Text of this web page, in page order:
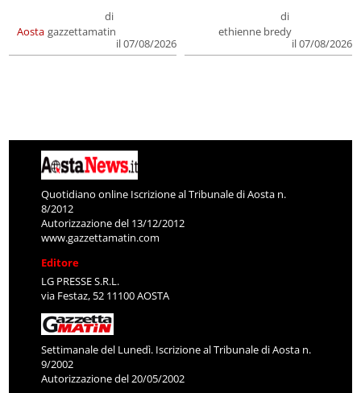
Aosta
di
gazzettamatin
il 07/08/2026
di
ethienne bredy
il 07/08/2026
Quotidiano online Iscrizione al Tribunale di Aosta n.
8/2012
Autorizzazione del 13/12/2012
www.gazzettamatin.com
Editore
LG PRESSE S.R.L.
via Festaz, 52 11100 AOSTA
Settimanale del Lunedì. Iscrizione al Tribunale di Aosta n.
9/2002
Autorizzazione del 20/05/2002